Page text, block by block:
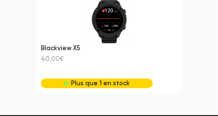
Blackview X5
40,00€
Plus que 1 en stock